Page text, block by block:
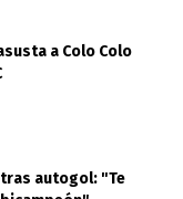
a Colo Colo
autogol: "Te